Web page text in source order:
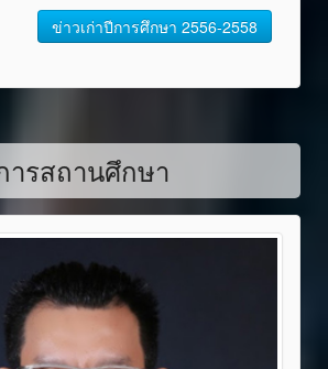
ข่าวเก่าปีการศึกษา 2556-2558
ารสถานศึกษา